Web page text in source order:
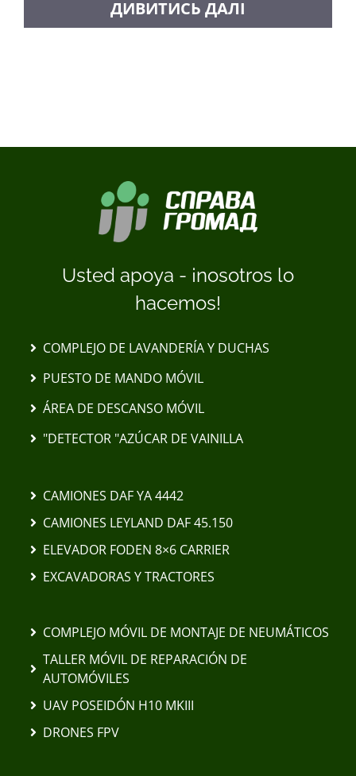
Usted apoya - ¡nosotros lo
hacemos!
COMPLEJO DE LAVANDERÍA Y DUCHAS
PUESTO DE MANDO MÓVIL
ÁREA DE DESCANSO MÓVIL
"DETECTOR "AZÚCAR DE VAINILLA
CAMIONES DAF YA 4442
CAMIONES LEYLAND DAF 45.150
ELEVADOR FODEN 8×6 CARRIER
EXCAVADORAS Y TRACTORES
COMPLEJO MÓVIL DE MONTAJE DE NEUMÁTICOS
TALLER MÓVIL DE REPARACIÓN DE
AUTOMÓVILES
UAV POSEIDÓN H10 MKIII
DRONES FPV